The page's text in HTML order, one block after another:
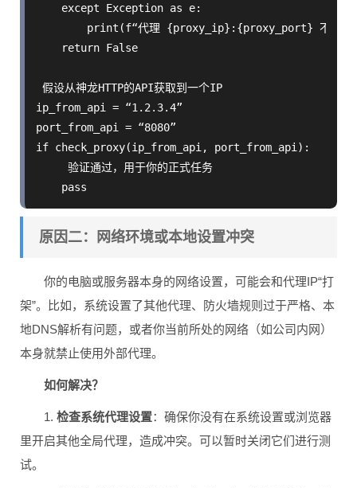
    except Exception as e:
print(f“代理 {proxy_ip}:{proxy_port} 不可用
    return False
假设从神龙HTTP的API获取到一个IP
ip_from_api = “1.2.3.4”
port_from_api = “8080”
if check_proxy(ip_from_api, port_from_api):
     验证通过，用于你的正式任务
原因二：网络环境或本地设置冲突
你的电脑或服务器本身的网络设置，可能会和代理IP“打
架”。比如，系统设置了其他代理、防火墙规则过于严格、本
地DNS解析有问题，或者你当前所处的网络（如公司内网）
本身就禁止使用外部代理。
如何解决？
1. 检查系统代理设置：确保你没有在系统设置或浏览器
里开启其他全局代理，造成冲突。可以暂时关闭它们进行测
试。